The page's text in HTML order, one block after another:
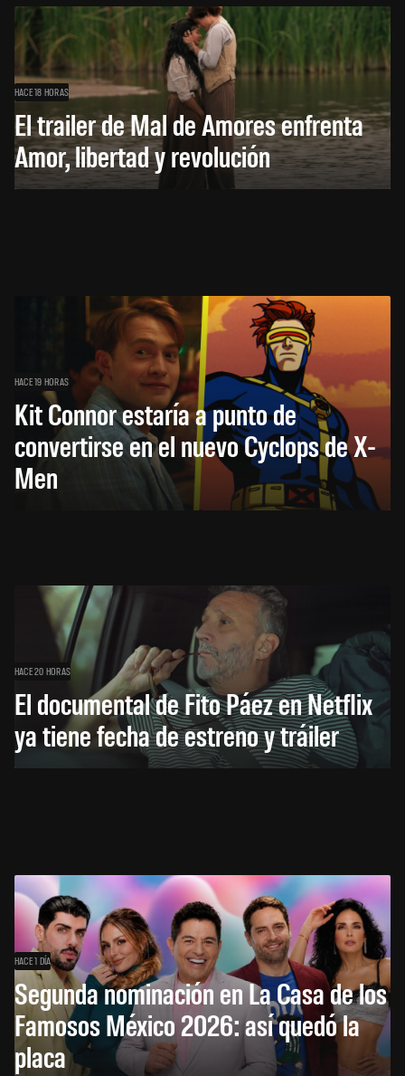
HACE 18 HORAS
El trailer de Mal de Amores enfrenta
Amor, libertad y revolución
HACE 19 HORAS
Kit Connor estaría a punto de
convertirse en el nuevo Cyclops de X-
Men
HACE 20 HORAS
El documental de Fito Páez en Netflix
ya tiene fecha de estreno y tráiler
HACE 1 DÍA
Segunda nominación en La Casa de los
Famosos México 2026: así quedó la
placa